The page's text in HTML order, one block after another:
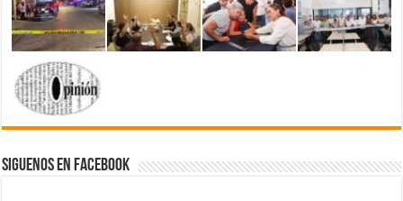
Siguenos en Facebook